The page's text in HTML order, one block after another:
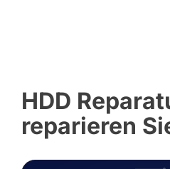
HDD
reparieren